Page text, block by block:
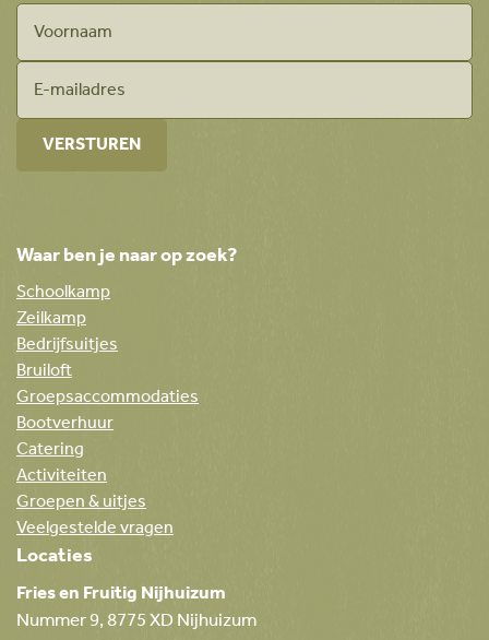
Waar ben je naar op zoek?
Schoolkamp
Zeilkamp
Bedrijfsuitjes
Bruiloft
Groepsaccommodaties
Bootverhuur
Catering
Activiteiten
Groepen & uitjes
Veelgestelde vragen
Locaties
Fries en Fruitig Nijhuizum
Nummer 9, 8775 XD Nijhuizum